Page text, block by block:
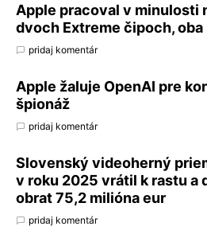
Apple pracoval v minulosti
dvoch Extreme čipoch, oba
pridaj komentár
Apple žaluje OpenAI pre
špionáž
pridaj komentár
Slovenský videoherný
v roku 2025 vrátil k rastu a
obrat 75,2 milióna eur
pridaj komentár